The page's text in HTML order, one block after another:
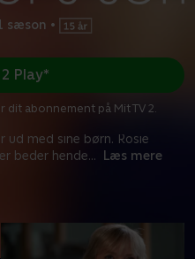
sæson •
ud med sine børn. Rosie
beder hende... Læs mere
2 Play*
abonnement på Mit TV 2.